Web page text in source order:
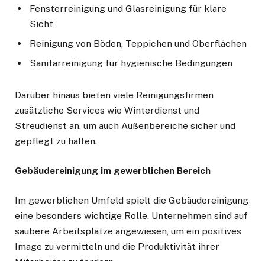
Fensterreinigung und Glasreinigung für klare
Sicht
Reinigung von Böden, Teppichen und Oberflächen
Sanitärreinigung für hygienische Bedingungen
Darüber hinaus bieten viele Reinigungsfirmen
zusätzliche Services wie Winterdienst und
Streudienst an, um auch Außenbereiche sicher und
gepflegt zu halten.
Gebäudereinigung im gewerblichen Bereich
Im gewerblichen Umfeld spielt die Gebäudereinigung
eine besonders wichtige Rolle. Unternehmen sind auf
saubere Arbeitsplätze angewiesen, um ein positives
Image zu vermitteln und die Produktivität ihrer